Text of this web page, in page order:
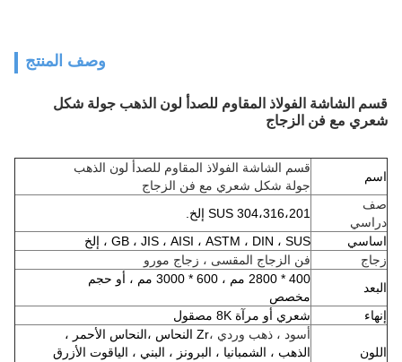
وصف المنتج
قسم الشاشة الفولاذ المقاوم للصدأ لون الذهب جولة شكل
شعري مع فن الزجاج
اسم
قسم الشاشة الفولاذ المقاوم للصدأ لون الذهب
جولة شكل شعري مع فن الزجاج
صف
دراسي
SUS 304،316،201 إلخ.
اساسي
GB ، JIS ، AISI ، ASTM ، DIN ، SUS ، إلخ
زجاج
فن الزجاج المقسى ، زجاج مورو
البعد
400 * 2800 مم ، 600 * 3000 مم ، أو حجم
مخصص
إنهاء
شعري أو مرآة 8K مصقول
اللون
أسود ، ذهب وردي ، Zr النحاس ،
النحاس الأحمر ،
الذهب ، الشمبانيا ، البرونز ، البني ، الياقوت الأزرق